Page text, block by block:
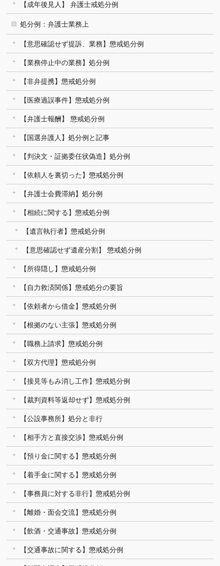
【成年後見人】 弁護士戒処分例
処分例：弁護士業務上
【意思確認せず提訴、業務】懲戒処分例
【業務停止中の業務】処分例
【非弁提携】懲戒処分例
【医療過誤事件】懲戒処分例
【弁護士報酬】 懲戒処分例
【国選弁護人】処分例と記事
【判決文・証拠委任状偽造】処分例
【依頼人を裏切った】懲戒処分例
【弁護士会費滞納】処分例
【相続に関する】懲戒処分例
【遺言執行者】懲戒処分例
【意思確認せず遺産分割】 懲戒処分例
【所得隠し】懲戒処分例
【自力救済関係】懲戒処分の要旨
【依頼者から借金】懲戒処分例
【根拠のない主張】懲戒処分例
【職務上請求】懲戒処分例
【双方代理】懲戒処分例
【接見等もみ消し工作】懲戒処分例
【裁判資料等返却せず】懲戒処分例
【公設事務所】処分と非行
【相手方と直接交渉】懲戒処分例
【預り金に関する】懲戒処分例
【着手金に関する】懲戒処分例
【事務員に対する非行】懲戒処分例
【離婚・面会交流】懲戒処分例
【飲酒・交通事故】懲戒処分例
【交通事故に関する】懲戒処分例